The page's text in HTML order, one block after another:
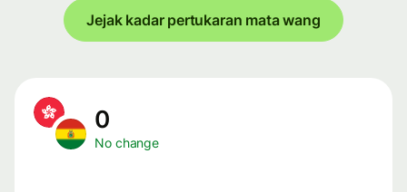
Jejak kadar pertukaran mata wang
0
No change